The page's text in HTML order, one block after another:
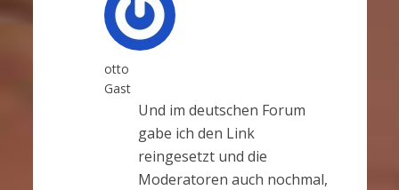
otto
Gast
Und im deutschen Forum
gabe ich den Link
reingesetzt und die
Moderatoren auch nochmal,